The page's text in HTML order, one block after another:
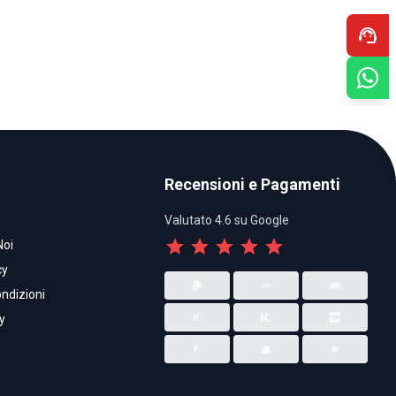
Recensioni e Pagamenti
Valutato 4.6 su Google
star star star star star
support_agent